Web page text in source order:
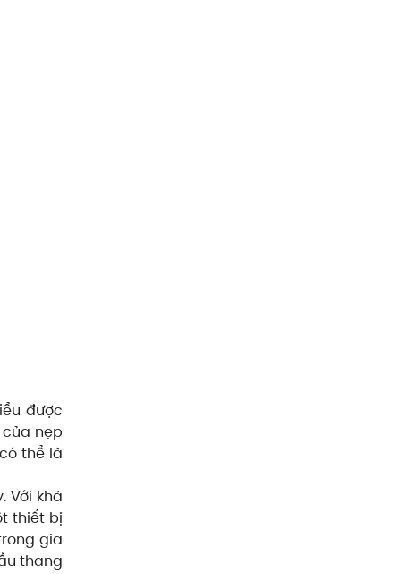
được
nẹp
thể là
Với khả
thiết bị
gia
thang